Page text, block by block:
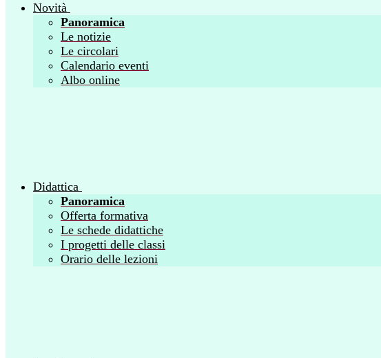
Novità
Panoramica
Le notizie
Le circolari
Calendario eventi
Albo online
Didattica
Panoramica
Offerta formativa
Le schede didattiche
I progetti delle classi
Orario delle lezioni